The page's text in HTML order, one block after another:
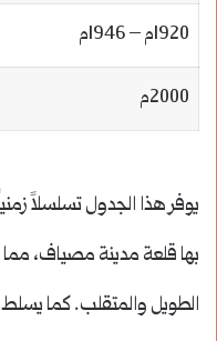
1920م – 1946م
2000م
يوفر هذا الجدول تسلسلاً
بها قلعة مدينة مصياف، مما
الطويل والمتقلب. كما يسلط